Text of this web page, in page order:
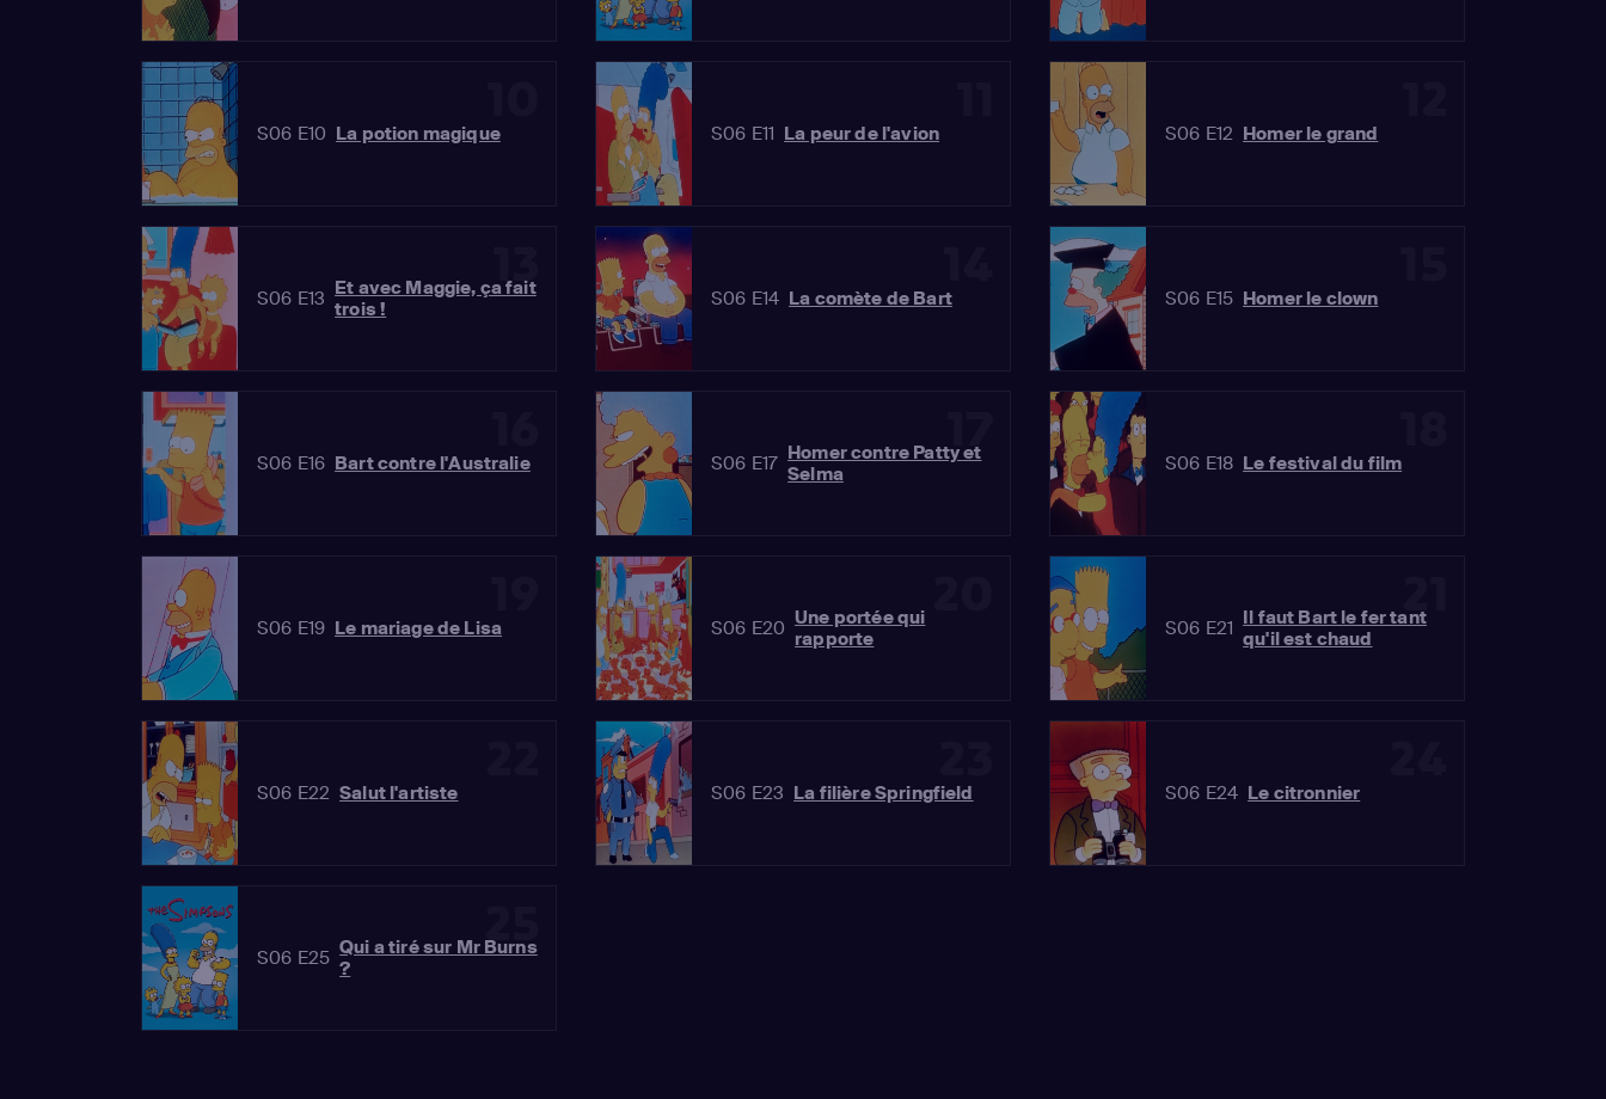
S06 E10 La potion magique S06 E11 La peur de l'avion S06 E12 Homer le grand
13
S06 E13 Et avec Maggie, ça fait
trois !
S06 E14 La comète de Bart S06 E15 Homer le clown
S06 E16 Bart contre l'Australie
17
S06 E17 Homer contre Patty et
Selma
S06 E18 Le festival du film
S06 E19 Le mariage de Lisa S06 E20 Une portée qui
rapporte
21
S06 E21 Il faut Bart le fer tant
qu'il est chaud
S06 E22 Salut l'artiste S06 E23 La filière Springfield S06 E24 Le citronnier
25
S06 E25 Qui a tiré sur Mr Burns
?